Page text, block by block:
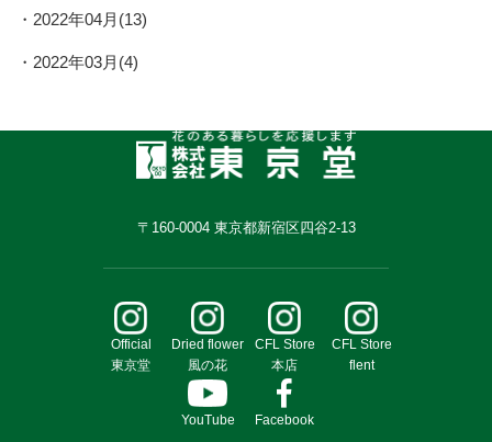
2022年04月(13)
2022年03月(4)
〒160-0004 東京都新宿区四谷2-13
Official
東京堂
Dried flower
風の花
CFL Store
本店
CFL Store
flent
YouTube Facebook